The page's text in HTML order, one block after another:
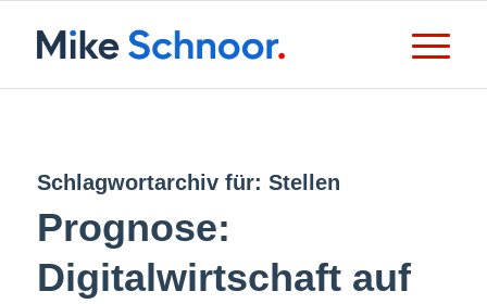
Schlagwortarchiv für: Stellen
Prognose:
Digitalwirtschaft auf